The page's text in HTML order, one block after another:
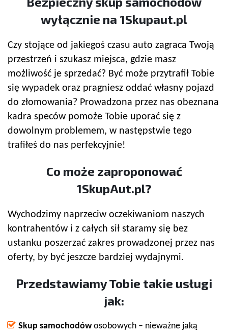
wyłącznie na 1Skupaut.pl
Czy stojące od jakiegoś czasu auto zagraca Twoją
przestrzeń i szukasz miejsca, gdzie masz
możliwość je sprzedać? Być może przytrafił Tobie
się wypadek oraz pragniesz oddać własny pojazd
do złomowania? Prowadzona przez nas obeznana
kadra speców pomoże Tobie uporać się z
dowolnym problemem, w następstwie tego
trafiłeś do nas perfekcyjnie!
Co może zaproponować
1SkupAut.pl?
Wychodzimy naprzeciw oczekiwaniom naszych
kontrahentów i z całych sił staramy się bez
ustanku poszerzać zakres prowadzonej przez nas
oferty, by być jeszcze bardziej wydajnymi.
Przedstawiamy Tobie takie usługi
jak:
Skup samochodówosobowych – nieważne jaką